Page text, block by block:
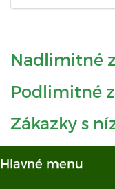
Nadlimitné
Podlimitné
Zákazky s
Hlavné menu